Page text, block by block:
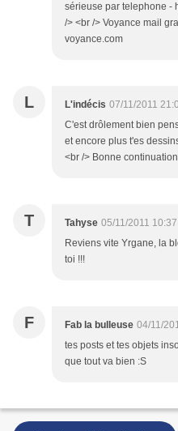
sérieuse par telephone -
/> <br /> Voyance mail
voyance.com
L L'indécis 07/11/2011
C'est drôlement bien
et encore plus t'es
<br /> Bonne
T Tahyse 05/11/2011 10:37
Reviens vite Yrgane, la
toi !!!
F Fab la bulleuse 04/11/
tes posts et tes objets
que tout va bien :S